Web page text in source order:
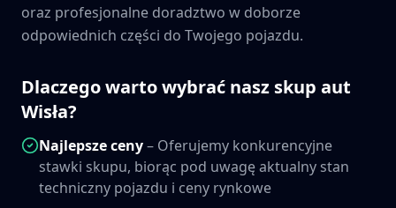
oraz profesjonalne doradztwo w doborze
odpowiednich części do Twojego pojazdu.
Dlaczego warto wybrać nasz skup aut
Wisła?
Najlepsze ceny– Oferujemy konkurencyjne
stawki skupu, biorąc pod uwagę aktualny stan
techniczny pojazdu i ceny rynkowe